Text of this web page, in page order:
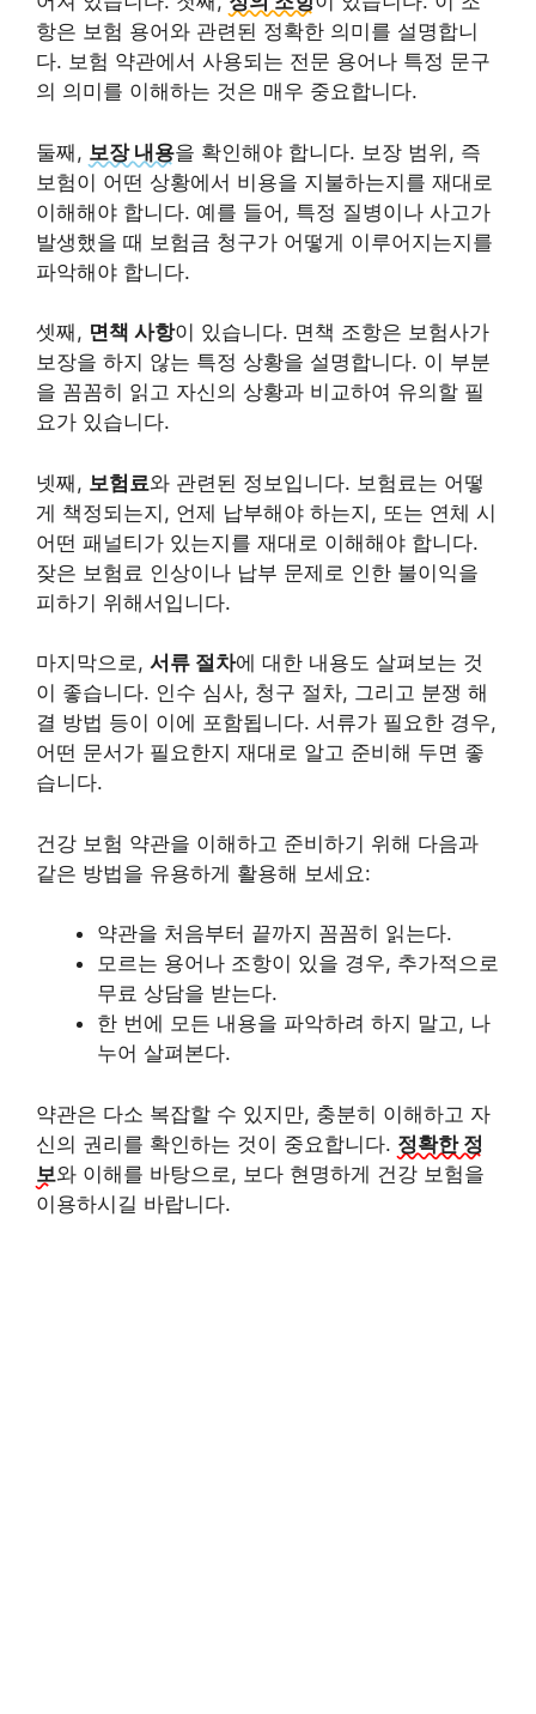
항은 보험 용어와 관련된 정확한 의미를 설명합니
다. 보험 약관에서 사용되는 전문 용어나 특정 문구
의 의미를 이해하는 것은 매우 중요합니다.
둘째, 보장 내용을 확인해야 합니다. 보장 범위, 즉
보험이 어떤 상황에서 비용을 지불하는지를 재대로
이해해야 합니다. 예를 들어, 특정 질병이나 사고가
발생했을 때 보험금 청구가 어떻게 이루어지는지를
파악해야 합니다.
셋째, 면책 사항이 있습니다. 면책 조항은 보험사가
보장을 하지 않는 특정 상황을 설명합니다. 이 부분
을 꼼꼼히 읽고 자신의 상황과 비교하여 유의할 필
요가 있습니다.
넷째, 보험료와 관련된 정보입니다. 보험료는 어떻
게 책정되는지, 언제 납부해야 하는지, 또는 연체 시
어떤 패널티가 있는지를 재대로 이해해야 합니다.
잦은 보험료 인상이나 납부 문제로 인한 불이익을
피하기 위해서입니다.
마지막으로, 서류 절차에 대한 내용도 살펴보는 것
이 좋습니다. 인수 심사, 청구 절차, 그리고 분쟁 해
결 방법 등이 이에 포함됩니다. 서류가 필요한 경우,
어떤 문서가 필요한지 재대로 알고 준비해 두면 좋
습니다.
건강 보험 약관을 이해하고 준비하기 위해 다음과
같은 방법을 유용하게 활용해 보세요:
약관을 처음부터 끝까지 꼼꼼히 읽는다.
모르는 용어나 조항이 있을 경우, 추가적으로
무료 상담을 받는다.
한 번에 모든 내용을 파악하려 하지 말고, 나
누어 살펴본다.
약관은 다소 복잡할 수 있지만, 충분히 이해하고 자
신의 권리를 확인하는 것이 중요합니다. 정확한 정
보와 이해를 바탕으로, 보다 현명하게 건강 보험을
이용하시길 바랍니다.